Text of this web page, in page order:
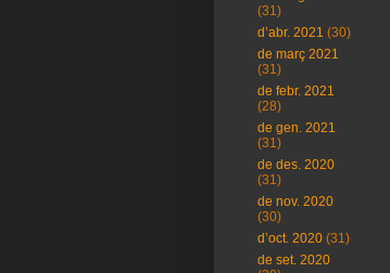
(31)
d’abr. 2021 (30)
de març 2021
(31)
de febr. 2021
(28)
de gen. 2021
(31)
de des. 2020
(31)
de nov. 2020
(30)
d’oct. 2020 (31)
de set. 2020